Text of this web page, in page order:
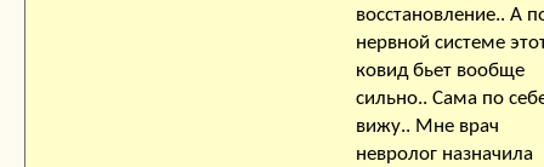
восстановление.. А
нервной системе
ковид бьет вообще
сильно.. Сама по
вижу.. Мне врач
невролог назначила